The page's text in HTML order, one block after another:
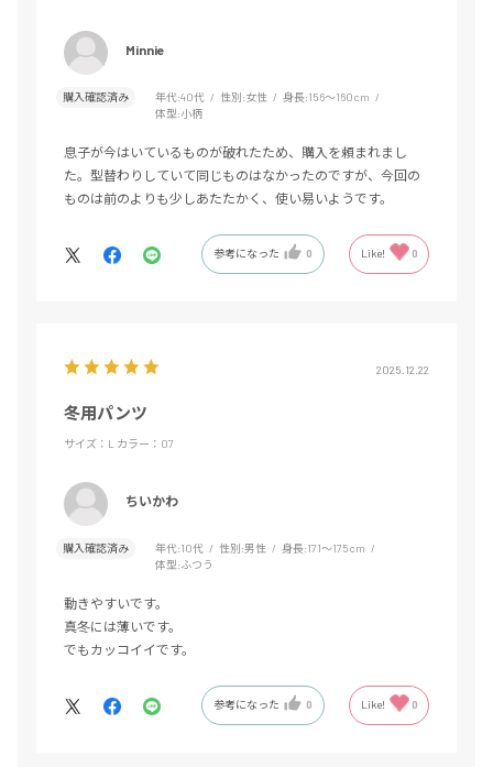
Minnie
購入確認済み 年代:40代 性別:女性 身長:156～160cm
体型:小柄
息子が今はいているものが破れたため、購入を頼まれまし
た。型替わりしていて同じものはなかったのですが、今回の
ものは前のよりも少しあたたかく、使い易いようです。
参考になった 0 Like! 0
2025.12.22
冬用パンツ
サイズ：L カラー：07
ちいかわ
購入確認済み 年代:10代 性別:男性 身長:171～175cm
体型:ふつう
動きやすいです。
真冬には薄いです。
でもカッコイイです。
参考になった 0 Like! 0